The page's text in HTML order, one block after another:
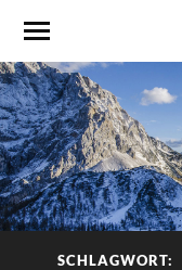
SCHLAGWORT: